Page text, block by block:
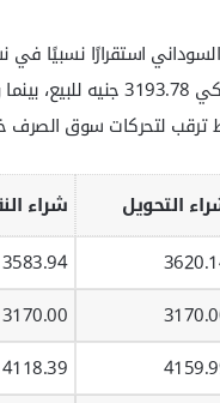
السوداني استقرارًا نسبيًا
لتحركات سوق الصرف
التحويل شراء
3583.94
3170.00
4118.39